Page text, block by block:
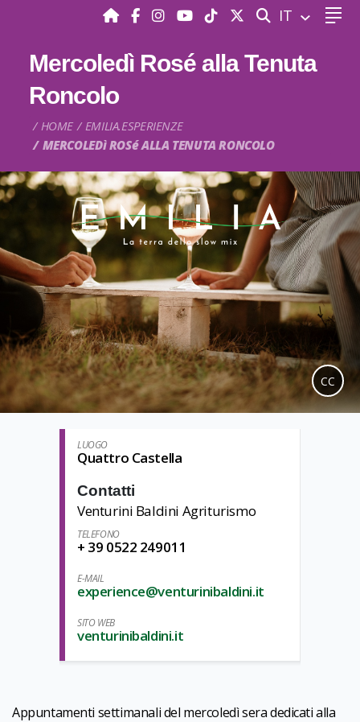
CERCA
IT
Mercoledì Rosé alla Tenuta
Roncolo
HOME
EMILIA.ESPERIENZE
MERCOLEDì ROSé ALLA TENUTA RONCOLO
CC
LUOGO
Quattro Castella
Contatti
Venturini Baldini Agriturismo
TELEFONO
+ 39 0522 249011
E-MAIL
experience@venturinibaldini.it
SITO WEB
venturinibaldini.it
Appuntamenti settimanali del mercoledì sera dedicati alla